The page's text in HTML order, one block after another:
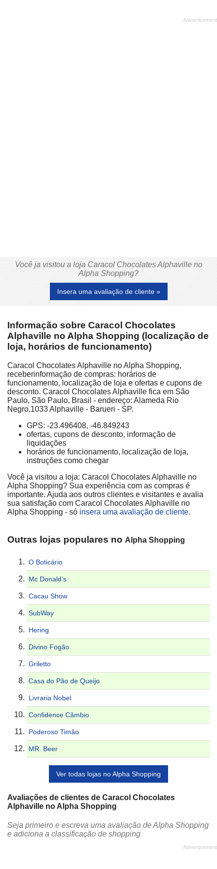
Você ja visitou a loja Caracol Chocolates Alphaville no
Alpha Shopping?
Insera uma avaliação de cliente »
Informação sobre Caracol Chocolates
Alphaville no Alpha Shopping (localização de
loja, horários de funcionamento)
Caracol Chocolates Alphaville no Alpha Shopping,
receberinformação de compras: horários de
funcionamento, localização de loja e ofertas e cupons de
desconto. Caracol Chocolates Alphaville fica em São
Paulo, São Paulo, Brasil - endereço: Alameda Rio
Negro,1033 Alphaville - Barueri - SP.
GPS: -23.496408, -46.849243
ofertas, cupons de desconto, informação de
liquidações
horários de funcionamento, localização de loja,
instruções como chegar
Você ja visitou a loja: Caracol Chocolates Alphaville no
Alpha Shopping? Sua experiência com as compras é
importante. Ajuda aos outros clientes e visitantes e avalia
sua satisfação com Caracol Chocolates Alphaville no
Alpha Shopping - só insera uma avaliação de cliente.
Outras lojas populares no Alpha Shopping
O Boticário
Mc Donald’s
Cacau Show
SubWay
Hering
Divino Fogão
Griletto
Casa do Pão de Queijo
Livraria Nobel
Confidence Câmbio
Poderoso Timão
MR. Beer
Ver todas lojas no Alpha Shopping
Avaliações de clientes de Caracol Chocolates
Alphaville no Alpha Shopping
Seja primeiro e escreva uma avaliação de Alpha Shopping
e adiciona a classificação de shopping